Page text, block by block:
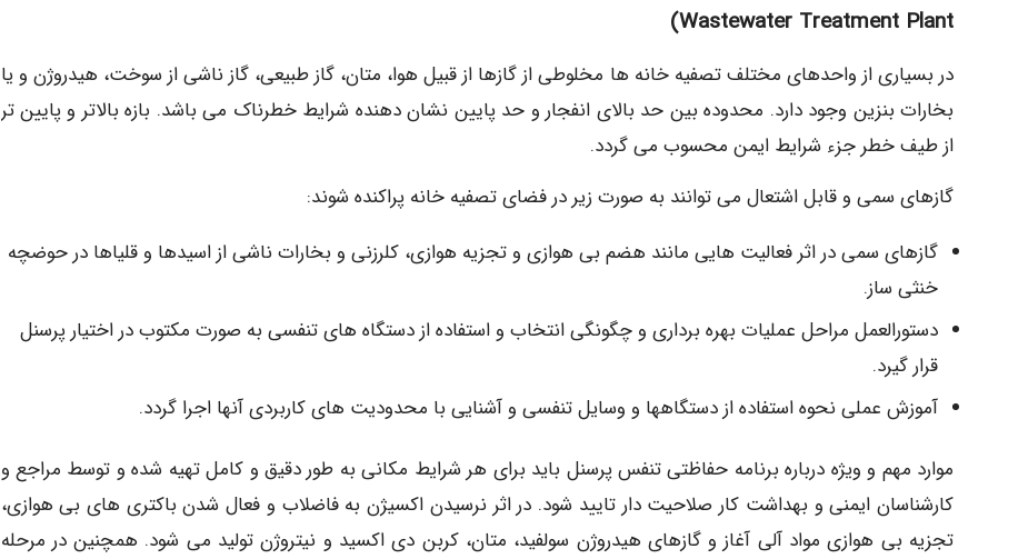
Wastewater Treatment Plant)
در بسیاری از واحدهای مختلف تصفیه خانه ها مخلوطی از گازها از قبیل هوا، متان، گاز طبیعی، گاز ناشی از سوخت، هیدروژن و یا
بخارات بنزین وجود دارد. محدوده بین حد بالای انفجار و حد پایین نشان دهنده شرایط خطرناک می باشد. بازه بالاتر و پایین تر
از طیف خطر جزء شرایط ایمن محسوب می گردد.
گازهای سمی و قابل اشتعال می توانند به صورت زیر در فضای تصفیه خانه پراکنده شوند:
گازهای سمی در اثر فعالیت هایی مانند هضم بی هوازی و تجزیه هوازی، کلرزنی و بخارات ناشی از اسیدها و قلیاها در حوضچه
خنثی ساز.
دستورالعمل مراحل عملیات بهره برداری و چگونگی انتخاب و استفاده از دستگاه های تنفسی به صورت مکتوب در اختیار پرسنل
قرار گیرد.
آموزش عملی نحوه استفاده از دستگاهها و وسایل تنفسی و آشنایی با محدودیت های کاربردی آنها اجرا گردد.
موارد مهم و ویژه درباره برنامه حفاظتی تنفس پرسنل باید برای هر شرایط مکانی به طور دقیق و کامل تهیه شده و توسط مراجع و
کارشناسان ایمنی و بهداشت کار صلاحیت دار تایید شود. در اثر نرسیدن اکسیژن به فاضلاب و فعال شدن باکتری های بی هوازی،
تجزیه بی هوازی مواد آلی آغاز و گازهای هیدروژن سولفید، متان، کربن دی اکسید و نیتروژن تولید می شود. همچنین در مرحله